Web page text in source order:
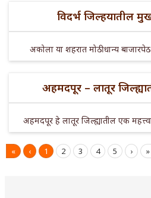
विदर्भ जिल्हयातील
अकोला या शहरात मोठी धान्य
अहमदपूर – लातूर
अहमदपूर हे लातूर जिल्ह्यातील एक
« ‹ 1 2 3 4 5 › »